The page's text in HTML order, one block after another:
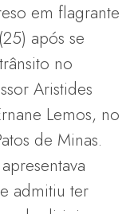
em flagrante
após se
no
Aristides
Lemos, no
de Minas.
admitiu ter